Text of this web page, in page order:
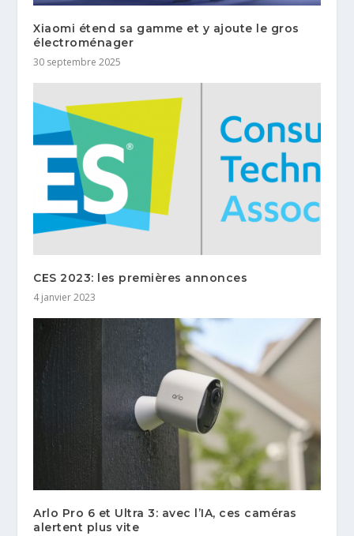
Xiaomi étend sa gamme et y ajoute le gros
électroménager
30 septembre 2025
CES 2023: les premières annonces
4 janvier 2023
Arlo Pro 6 et Ultra 3: avec l’IA, ces caméras
alertent plus vite